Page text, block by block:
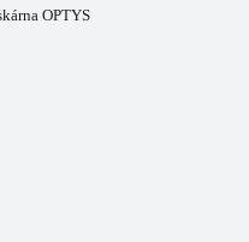
OPTYS